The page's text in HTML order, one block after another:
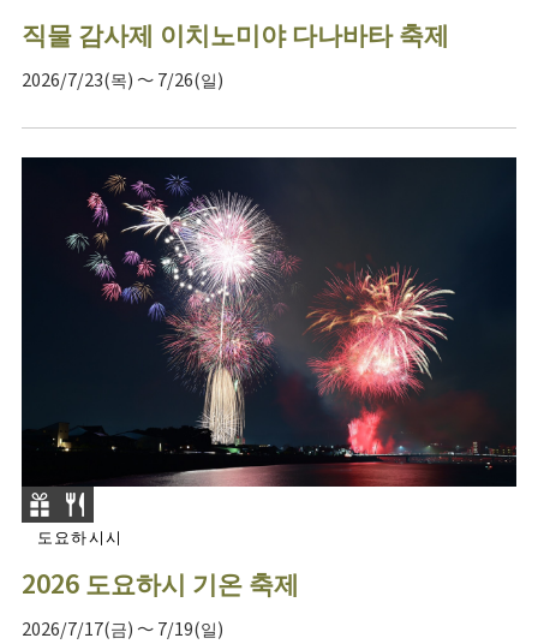
직물 감사제 이치노미야 다나바타 축제
2026/7/23(목) ～ 7/26(일)
도요하시시
2026 도요하시 기온 축제
2026/7/17(금) ～ 7/19(일)